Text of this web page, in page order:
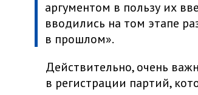
аргументом в пользу их
вводились на том этапе
в прошлом».
Действительно, очень
в регистрации партий,